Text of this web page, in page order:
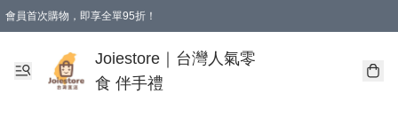
會員首次購物，即享全單95折！
購物滿 HKD 350.00即享免運費優惠！（適用於 本地送貨、本地取貨 )
Joiestore｜台灣人氣零
食 伴手禮